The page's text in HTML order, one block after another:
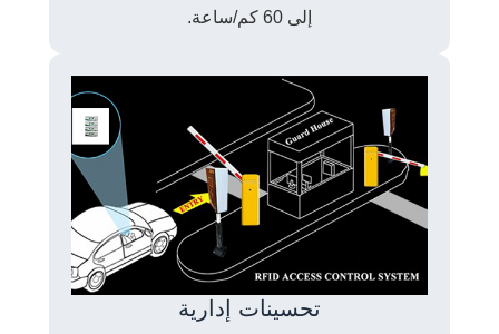
إلى 60 كم/ساعة.
تحسينات إدارية